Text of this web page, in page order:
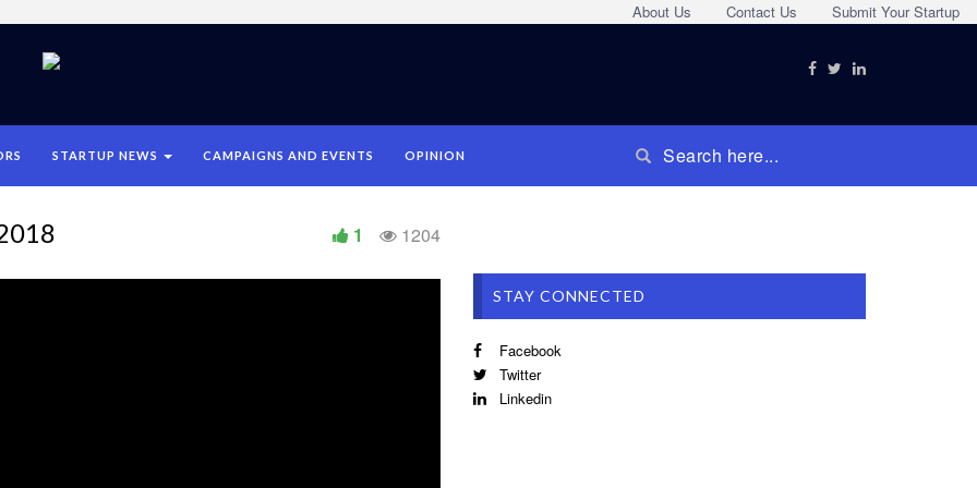
Submit Your Startup
Contact Us
About Us
STARTUP NEWS CAMPAIGNS AND EVENTS OPINION
1204
1
STAY CONNECTED
Facebook
Twitter
Linkedin